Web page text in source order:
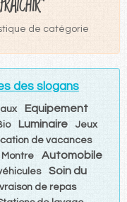
de catégorie
des slogans
Equipement
Luminaire Jeux
de vacances
Montre Automobile
Soin du
de repas